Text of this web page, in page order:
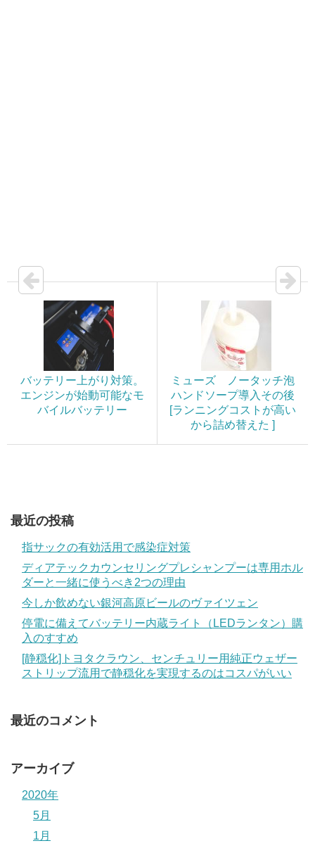
バッテリー上がり対策。
エンジンが始動可能なモ
バイルバッテリー
ミューズ ノータッチ泡
ハンドソープ導入その後
[ランニングコストが高い
から詰め替えた ]
最近の投稿
指サックの有効活用で感染症対策
ディアテックカウンセリングプレシャンプーは専用ホル
ダーと一緒に使うべき2つの理由
今しか飲めない銀河高原ビールのヴァイツェン
停電に備えてバッテリー内蔵ライト（LEDランタン）購
入のすすめ
[静穏化]トヨタクラウン、センチュリー用純正ウェザー
ストリップ流用で静穏化を実現するのはコスパがいい
最近のコメント
アーカイブ
2020年
5月
1月